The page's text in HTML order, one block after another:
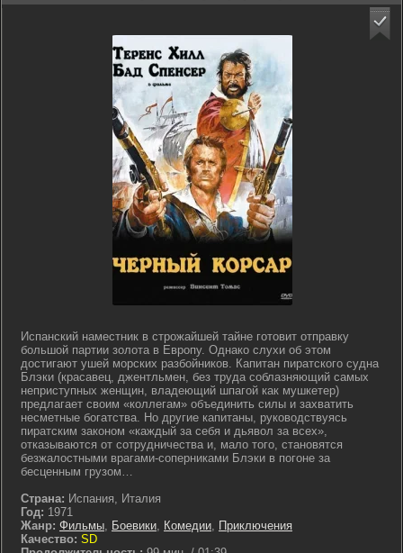
Испанский наместник в строжайшей тайне готовит отправку
большой партии золота в Европу. Однако слухи об этом
достигают ушей морских разбойников. Капитан пиратского судна
Блэки (красавец, джентльмен, без труда соблазняющий самых
неприступных женщин, владеющий шпагой как мушкетер)
предлагает своим «коллегам» объединить силы и захватить
несметные богатства. Но другие капитаны, руководствуясь
пиратским законом «каждый за себя и дьявол за всех»,
отказываются от сотрудничества и, мало того, становятся
безжалостными врагами-соперниками Блэки в погоне за
бесценным грузом…
Страна: Испания, Италия
Год: 1971
Жанр: Фильмы, Боевики, Комедии, Приключения
Качество: SD